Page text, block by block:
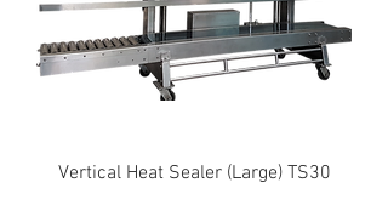
Vertical Heat Sealer (Large) TS30